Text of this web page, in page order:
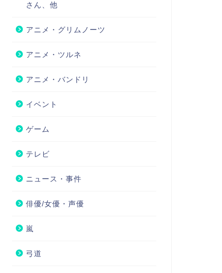
さん、他
アニメ・グリムノーツ
アニメ・ツルネ
アニメ・バンドリ
イベント
ゲーム
テレビ
ニュース・事件
俳優/女優・声優
嵐
弓道